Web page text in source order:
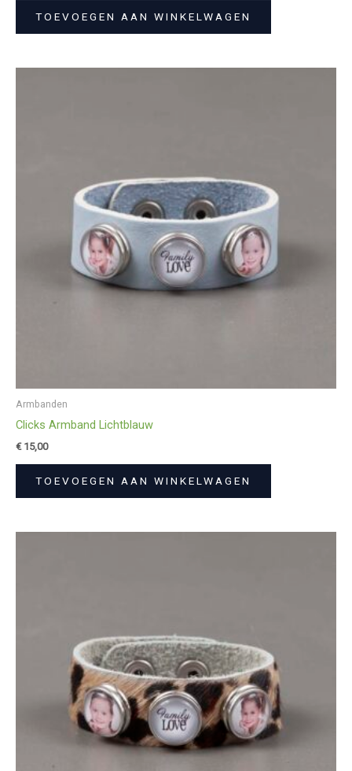
TOEVOEGEN AAN WINKELWAGEN
Armbanden
Clicks Armband Lichtblauw
€15,00
TOEVOEGEN AAN WINKELWAGEN